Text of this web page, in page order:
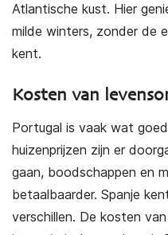
Atlantische kust. Hier
milde winters, zonder de
kent.
Kosten van
Portugal is vaak wat
huizenprijzen zijn er
gaan, boodschappen en
betaalbaarder. Spanje
verschillen. De kosten